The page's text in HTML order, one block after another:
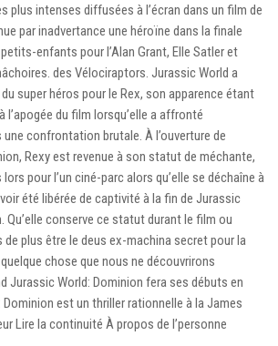
plus intenses diffusées à l’écran dans un film de
par inadvertance une héroïne dans la finale
enfants pour l’Alan Grant, Elle Satler et
des Vélociraptors. Jurassic World a
super héros pour le Rex, son apparence étant
l’apogée du film lorsqu’elle a affronté
une confrontation brutale. À l’ouverture de
Rexy est revenue à son statut de méchante,
pour l’un ciné-parc alors qu’elle se déchaîne à
été libérée de captivité à la fin de Jurassic
Qu’elle conserve ce statut durant le film ou
de plus être le deus ex-machina secret pour la
chose que nous ne découvrirons
Jurassic World: Dominion fera ses débuts en
Dominion est un thriller rationnelle à la James
Lire la continuité À propos de l’personne